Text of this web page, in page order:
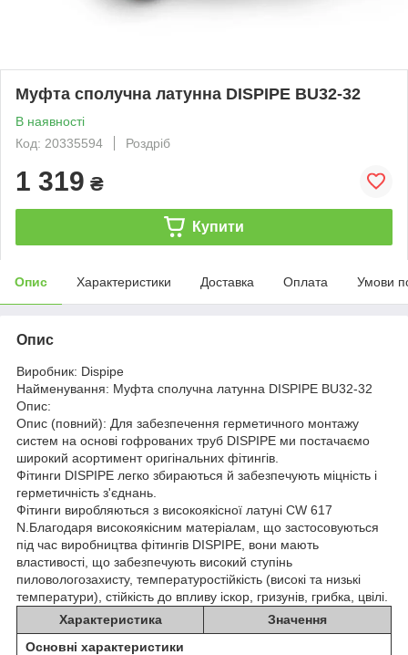
Муфта сполучна латунна DISPIPE BU32-32
В наявності
Код: 20335594
Роздріб
1 319 ₴
Купити
Опис Характеристики Доставка Оплата Умови
Опис
Виробник: Dispipe
Найменування: Муфта сполучна латунна DISPIPE BU32-32
Опис:
Опис (повний): Для забезпечення герметичного монтажу
систем на основі гофрованих труб DISPIPE ми постачаємо
широкий асортимент оригінальних фітингів.
Фітинги DISPIPE легко збираються й забезпечують міцність і
герметичність з'єднань.
Фітинги виробляються з високоякісної латуні CW 617
N.Благодаря високоякісним матеріалам, що застосовуються
під час виробництва фітингів DISPIPE, вони мають
властивості, що забезпечують високий ступінь
пиловологозахисту, температуростійкість (високі та низькі
температури), стійкість до впливу іскор, гризунів, грибка, цвілі.
Характеристика
Значення
Основні характеристики